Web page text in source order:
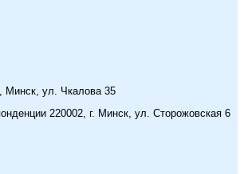
Минск, ул. Чкалова 35
220002, г. Минск, ул. Сторожовская 6